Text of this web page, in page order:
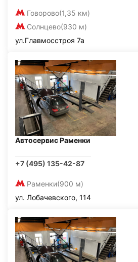
Говорово(1,35 км)
Солнцево(930 м)
ул.Главмосстроя 7а
Автосервис Раменки
+7 (495) 135-42-87
Раменки(900 м)
ул. Лобачевского, 114